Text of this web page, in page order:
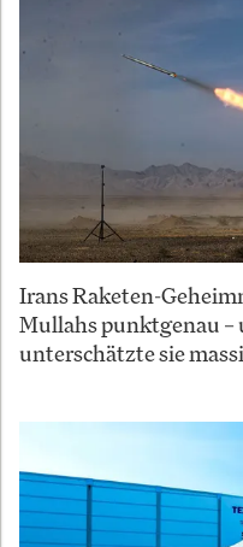
Irans Raketen-
Mullahs punktgenau –
unterschätzte sie